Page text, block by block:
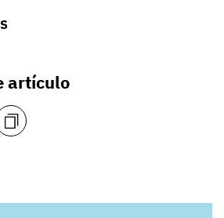
artículo